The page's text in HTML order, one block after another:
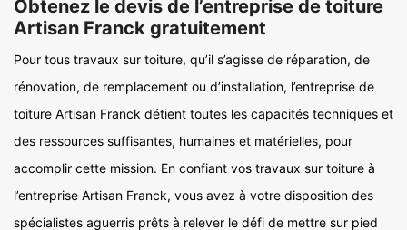
Obtenez le devis de l’entreprise de toiture
Artisan Franck gratuitement
Pour tous travaux sur toiture, qu’il s’agisse de réparation, de
rénovation, de remplacement ou d’installation, l’entreprise de
toiture Artisan Franck détient toutes les capacités techniques et
des ressources suffisantes, humaines et matérielles, pour
accomplir cette mission. En confiant vos travaux sur toiture à
l’entreprise Artisan Franck, vous avez à votre disposition des
spécialistes aguerris prêts à relever le défi de mettre sur pied